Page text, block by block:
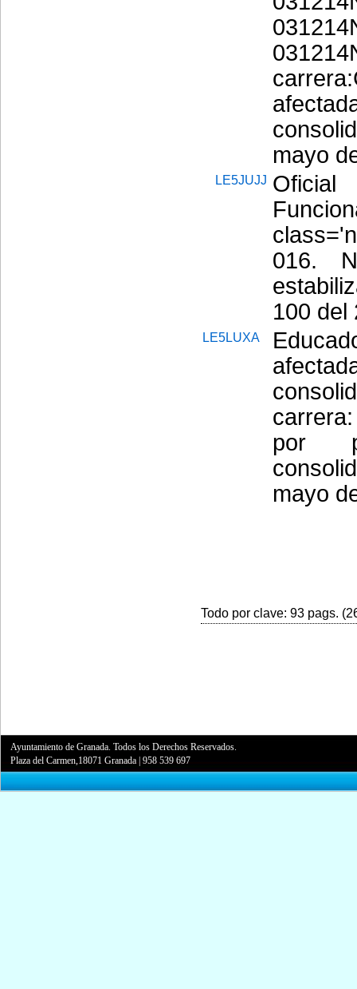
mayo
LE5JUJJ
016.
100 del
LE5LUXA
por
mayo
Todo por clave: 93 pags.
Ayuntamiento de Granada. Todos los Derechos Reservados.
Plaza del Carmen,18071 Granada |958 539 697